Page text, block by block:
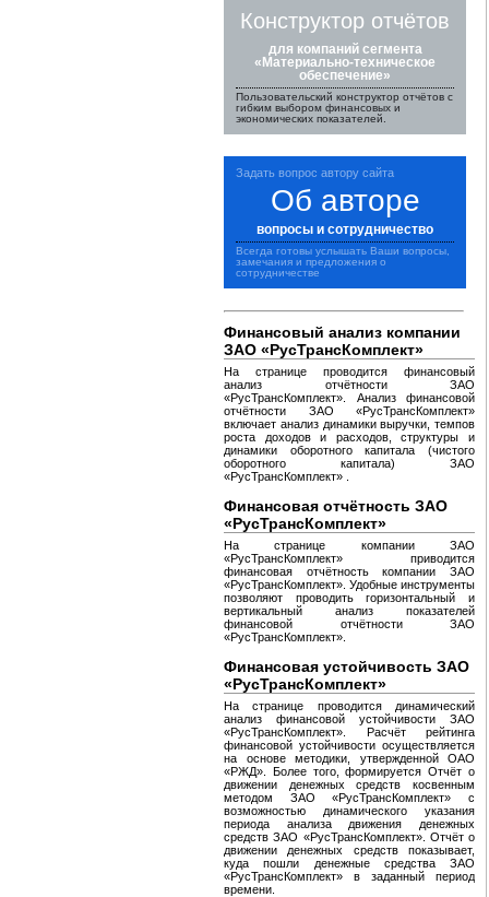
Конструктор отчётов
для компаний сегмента
«Материально-техническое
обеспечение»
Пользовательский конструктор отчётов с
гибким выбором финансовых и
экономических показателей.
Задать вопрос автору сайта
Об авторе
вопросы и сотрудничество
Всегда готовы услышать Ваши вопросы,
замечания и предложения о
сотрудничестве
Финансовый анализ компании
ЗАО «РусТрансКомплект»
На странице проводится финансовый
анализ отчётности ЗАО
«РусТрансКомплект». Анализ финансовой
отчётности ЗАО «РусТрансКомплект»
включает анализ динамики выручки, темпов
роста доходов и расходов, структуры и
динамики оборотного капитала (чистого
оборотного капитала) ЗАО
«РусТрансКомплект» .
Финансовая отчётность ЗАО
«РусТрансКомплект»
На странице компании ЗАО
«РусТрансКомплект» приводится
финансовая отчётность компании ЗАО
«РусТрансКомплект». Удобные инструменты
позволяют проводить горизонтальный и
вертикальный анализ показателей
финансовой отчётности ЗАО
«РусТрансКомплект».
Финансовая устойчивость ЗАО
«РусТрансКомплект»
На странице проводится динамический
анализ финансовой устойчивости ЗАО
«РусТрансКомплект». Расчёт рейтинга
финансовой устойчивости осуществляется
на основе методики, утвержденной ОАО
«РЖД». Более того, формируется Отчёт о
движении денежных средств косвенным
методом ЗАО «РусТрансКомплект» с
возможностью динамического указания
периода анализа движения денежных
средств ЗАО «РусТрансКомплект». Отчёт о
движении денежных средств показывает,
куда пошли денежные средства ЗАО
«РусТрансКомплект» в заданный период
времени.